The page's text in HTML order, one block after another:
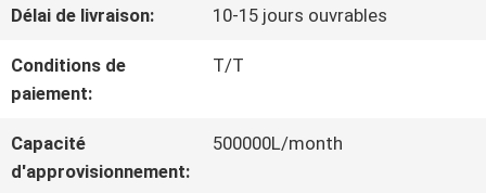
QUALITÉ
CONTACT
Délai de livraison: 10-15 jours ouvrables
Conditions de
paiement:
T/T
Capacité
d'approvisionnement:
500000L/month